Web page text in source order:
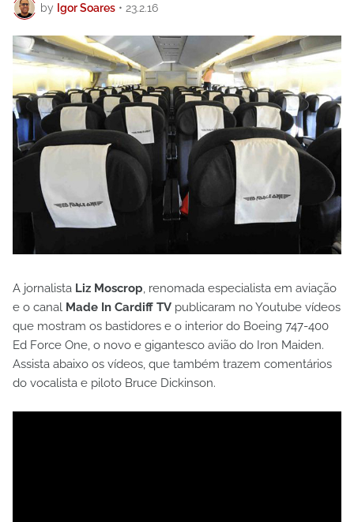
by Igor Soares • 23.2.16
A jornalista Liz Moscrop, renomada especialista em aviação
e o canal Made In Cardiff TV publicaram no Youtube vídeos
que mostram os bastidores e o interior do Boeing 747-400
Ed Force One, o novo e gigantesco avião do Iron Maiden.
Assista abaixo os vídeos, que também trazem comentários
do vocalista e piloto Bruce Dickinson.